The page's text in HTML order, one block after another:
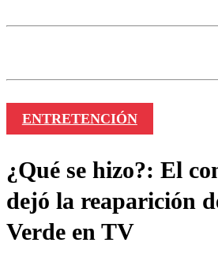
ENTRETENCIÓN
¿Qué se hizo?: El
dejó la reaparición
Verde en TV